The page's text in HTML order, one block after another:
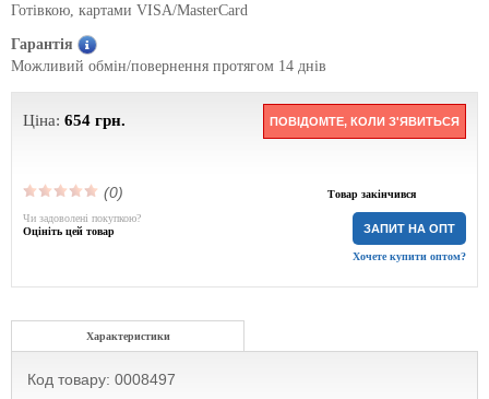
Готівкою, картами VISA/MasterCard
Гарантія
Можливий обмін/повернення протягом 14 днів
Ціна: 654 грн. ПОВІДОМТЕ, КОЛИ З'ЯВИТЬСЯ
(0) Товар закінчився
ЗАПИТ НА ОПТ
Хочете купити оптом?
Чи задоволені покупкою?
Оцініть цей товар
Характеристики
Код товару: 0008497